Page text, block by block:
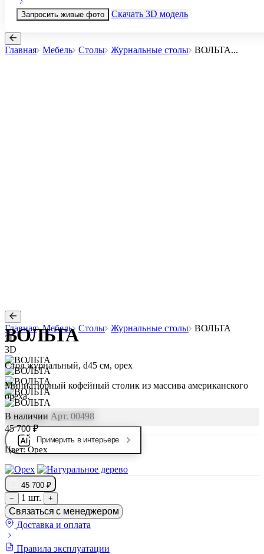
Запросить живые фото Скачать 3D модель
Главная Мебель Столы Журнальные столы ВОЛЬТА...
Главная Мебель Столы Журнальные столы ВОЛЬТА
3D
3D
Примерить в интерьере
ВОЛЬТА
Стол журнальный, d45 см, орех
Миниатюрный кофейный столик из массива американского
ореха.
В наличии Арт. 00498
45 700 ₽
Цвет: Орех
45 700 ₽
−
1 шт. +
Связаться с менеджером
Доставка и оплата
Правила эксплуатации